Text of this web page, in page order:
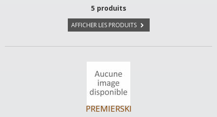
5 produits
AFFICHER LES PRODUITS
PREMIERSKI